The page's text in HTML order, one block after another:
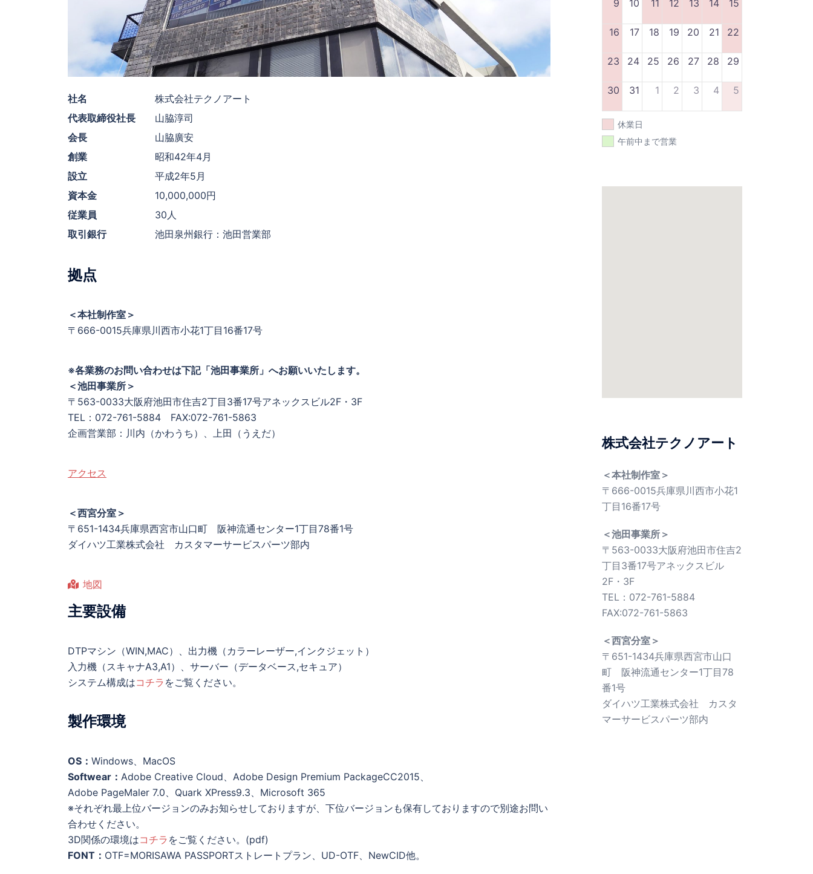
社名 株式会社テクノアート
代表取締役社長 山脇淳司
会長
山脇廣安
創業 昭和42年4月
設立 平成2年5月
資本金 10,000,000円
従業員 30人
取引銀行 池田泉州銀行：池田営業部
拠点
＜本社制作室＞
〒666-0015兵庫県川西市小花1丁目16番17号
※各業務のお問い合わせは下記「池田事業所」へお願いいたします。
＜池田事業所＞
〒563-0033大阪府池田市住吉2丁目3番17号アネックスビル2F・3F
TEL：072-761-5884 FAX:072-761-5863
企画営業部：川内（かわうち）、上田（うえだ）
アクセス
＜西宮分室＞
〒651-1434兵庫県西宮市山口町 阪神流通センター1丁目78番1号
ダイハツ工業株式会社 カスタマーサービスパーツ部内
地図
主要設備
DTPマシン（WIN,MAC）、出力機（カラーレーザー,インクジェット）
入力機（スキャナA3,A1）、サーバー（データベース,セキュア）
システム構成はコチラ をご覧ください。
製作環境
OS： Windows、MacOS
Softwear： Adobe Creative Cloud、Adobe Design Premium PackageCC2015、
Adobe PageMaler 7.0、Quark XPress9.3、Microsoft 365
※それぞれ最上位バージョンのみお知らせしておりますが、下位バージョンも保有しておりますので別途お問い
合わせください。
3D関係の環境はコチラ をご覧ください。(pdf)
FONT： OTF=MORISAWA PASSPORTストレートプラン、UD-OTF、NewCID他。
9 10 11 12 13 14 15
16 17 18 19 20 21 22
23 24 25 26 27 28 29
30 31 1 2 3 4 5
休業日
午前中まで営業
株式会社テクノアート
＜本社制作室＞
〒666-0015兵庫県川西市小花1
丁目16番17号
＜池田事業所＞
〒563-0033大阪府池田市住吉2
丁目3番17号アネックスビル
2F・3F
TEL：072-761-5884
FAX:072-761-5863
＜西宮分室＞
〒651-1434兵庫県西宮市山口
町 阪神流通センター1丁目78
番1号
ダイハツ工業株式会社 カスタ
マーサービスパーツ部内